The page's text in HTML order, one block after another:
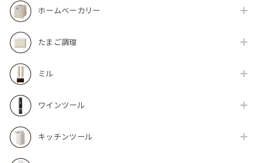
ホームベーカリー
たまご調理
ミル
ワインツール
キッチンツール